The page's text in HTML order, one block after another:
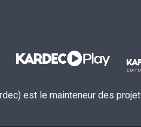
est le mainteneur des